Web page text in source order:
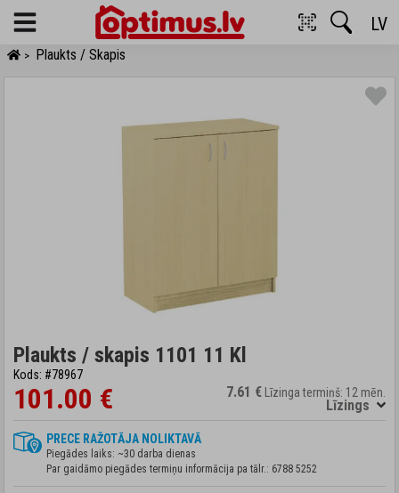
Menu LV
> Plaukts / Skapis
Plaukts / skapis 1101 11 Kl
Kods: #78967
101.00 € 7.61 € Līzinga termiņš: 12 mēn.
Līzings
PRECE RAŽOTĀJA NOLIKTAVĀ
Piegādes laiks: ~30 darba dienas
Par gaidāmo piegādes termiņu informācija pa tālr.: 6788 5252